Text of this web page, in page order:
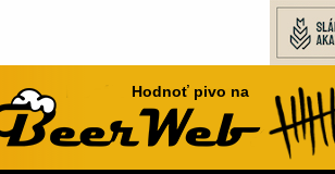
Hodnoť pivo na